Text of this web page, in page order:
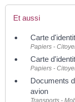
Et aussi
Carte
Papiers -
Carte
Papiers -
Documents
avion
Transports -